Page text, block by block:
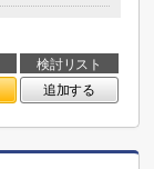
検討リスト
追加する